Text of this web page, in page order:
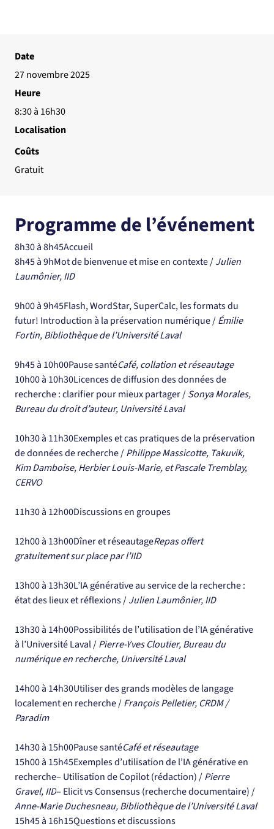
Date
27 novembre 2025
Heure
8:30 à 16h30
Localisation
Coûts
Gratuit
Programme de l’événement
8h30 à 8h45Accueil
8h45 à 9hMot de bienvenue et mise en contexte / Julien
Laumônier, IID
9h00 à 9h45Flash, WordStar, SuperCalc, les formats du
futur! Introduction à la préservation numérique / Émilie
Fortin, Bibliothèque de l’Université Laval
9h45 à 10h00Pause santéCafé, collation et réseautage
10h00 à 10h30Licences de diffusion des données de
recherche : clarifier pour mieux partager / Sonya Morales,
Bureau du droit d’auteur, Université Laval
10h30 à 11h30Exemples et cas pratiques de la préservation
de données de recherche / Philippe Massicotte, Takuvik,
Kim Damboise, Herbier Louis-Marie, et Pascale Tremblay,
CERVO
11h30 à 12h00Discussions en groupes
12h00 à 13h00Dîner et réseautageRepas offert
gratuitement sur place par l’IID
13h00 à 13h30L’IA générative au service de la recherche :
état des lieux et réflexions / Julien Laumônier, IID
13h30 à 14h00Possibilités de l’utilisation de l’IA générative
à l’Université Laval / Pierre-Yves Cloutier, Bureau du
numérique en recherche, Université Laval
14h00 à 14h30Utiliser des grands modèles de langage
localement en recherche / François Pelletier, CRDM /
Paradim
14h30 à 15h00Pause santéCafé et réseautage
15h00 à 15h45Exemples d’utilisation de l’IA générative en
recherche– Utilisation de Copilot (rédaction) / Pierre
Gravel, IID– Elicit vs Consensus (recherche documentaire) /
Anne-Marie Duchesneau, Bibliothèque de l’Université Laval
15h45 à 16h15Questions et discussions